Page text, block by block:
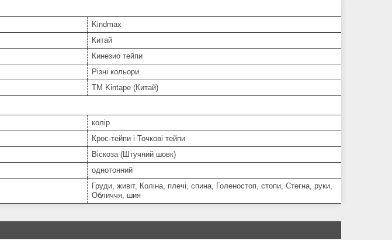
Kindmax
Китай
Кинезио тейпи
Різні кольори
TM Kintape (Китай)
колір
Крос-тейпи і Точкові тейпи
Віскоза (Штучний шовк)
однотонний
Груди, живіт, Коліна, плечі, спина, Голеностоп, стопи, Стегна, руки,
Обличчя, шия